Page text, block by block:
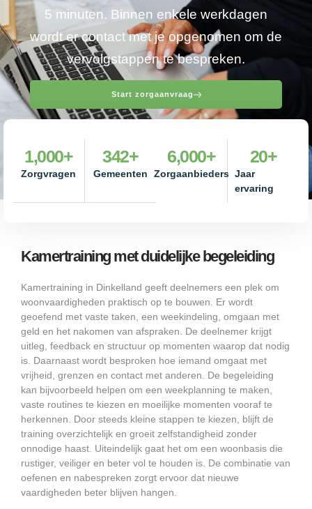
5 minuten. Binnen enkele werkdagen
wordt er contact met je opgenomen om de
vervolgstappen te bespreken.
Start zorgaanvraag
Zorgvragen
1,000+
Gemeenten
342+
Zorgaanbieders
6,000+
Jaar
ervaring
20+
Kamertraining met duidelijke begeleiding
Kamertraining in Dinkelland geeft deelnemers een plek om
woonvaardigheden praktisch op te bouwen. Er wordt
geoefend met vaste taken, een weekindeling, omgaan met
geld en het nakomen van afspraken. De deelnemer krijgt
uitleg, feedback en structuur op momenten waarop dat nodig
is. Daarnaast wordt besproken hoe iemand omgaat met
vrijheid, grenzen en contact met anderen. De begeleiding
kan bijvoorbeeld helpen om een weekplanning te maken,
vaste routines te kiezen en moeilijke momenten vooraf te
herkennen. Door steeds kleine stappen te kiezen, blijft de
training overzichtelijk en groeit zelfstandigheid zonder
onnodige haast. Uiteindelijk gaat het om een woonbasis die
rustiger, veiliger en beter vol te houden is. De combinatie van
oefenen en nabespreken zorgt ervoor dat nieuwe
vaardigheden beter blijven hangen.